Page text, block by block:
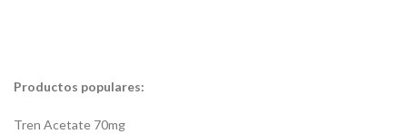
Productos populares:
Tren Acetate 70mg